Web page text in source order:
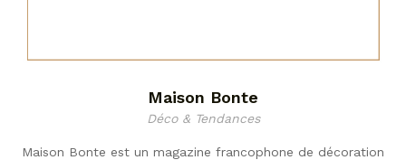
Maison Bonte
Déco & Tendances
Maison Bonte est un magazine francophone de décoration